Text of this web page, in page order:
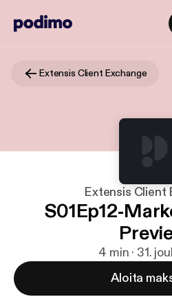
Extensis Client Exchange
Extensis Client
S01Ep12-
4 min · 31.
Aloita